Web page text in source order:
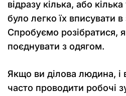
відразу кілька, або
було легко їх вписувати
Спробуємо розібратися,
поєднувати з одягом.
Якщо ви ділова людина, і
часто проводити робочі